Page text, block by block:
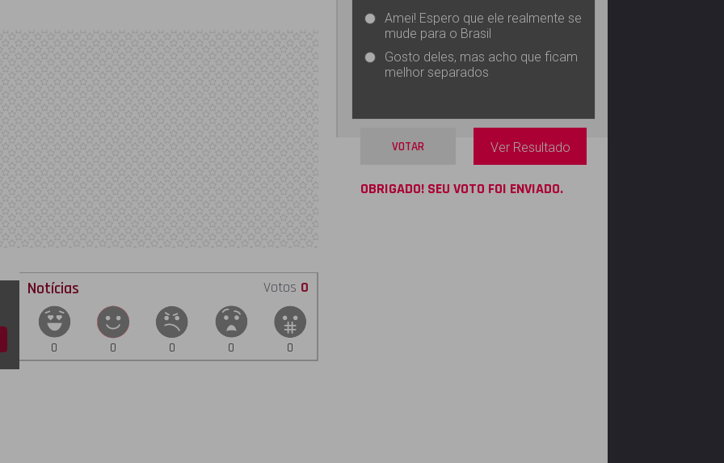
Notícias Votos 0
0 0 0 0 0
Amei! Espero que ele realmente se
mude para o Brasil
Gosto deles, mas acho que ficam
melhor separados
VOTAR Ver Resultado
OBRIGADO! SEU VOTO FOI ENVIADO.